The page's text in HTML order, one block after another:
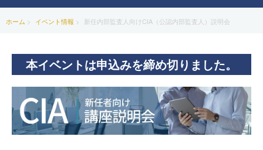
ホーム イベント情報 新任内部監査人向けCIA（公認内部監査人）説明会
本イベントは申込みを締め切りました。